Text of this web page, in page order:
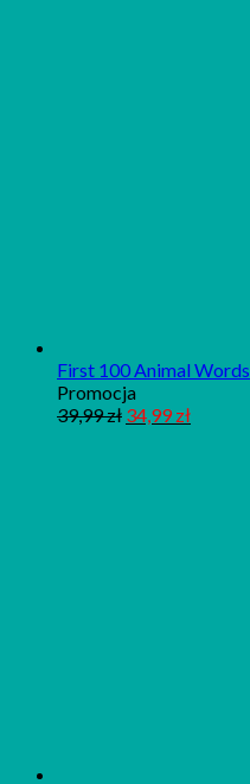
First 100 Animal Words
PromocjaProdukt
w
39,99zł 34,99zł